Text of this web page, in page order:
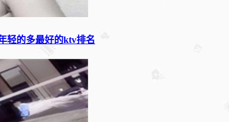
轻的多最好的ktv排名